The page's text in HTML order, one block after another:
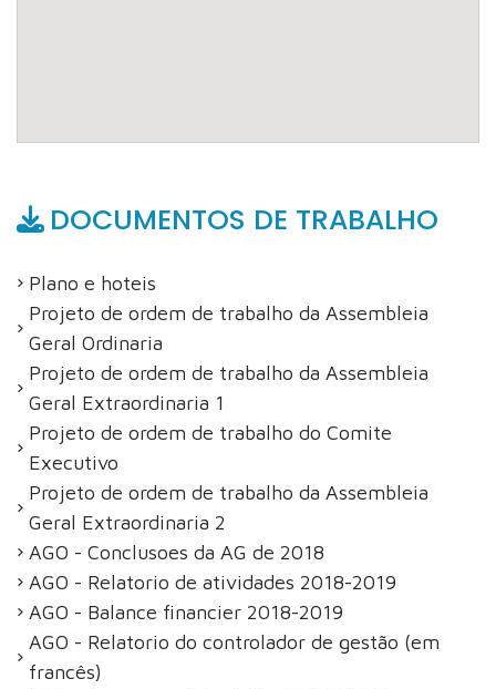
DOCUMENTOS DE TRABALHO
Plano e hoteis
Projeto de ordem de trabalho da Assembleia
Geral Ordinaria
Projeto de ordem de trabalho da Assembleia
Geral Extraordinaria 1
Projeto de ordem de trabalho do Comite
Executivo
Projeto de ordem de trabalho da Assembleia
Geral Extraordinaria 2
AGO - Conclusoes da AG de 2018
AGO - Relatorio de atividades 2018-2019
AGO - Balance financier 2018-2019
AGO - Relatorio do controlador de gestão (em
francês)